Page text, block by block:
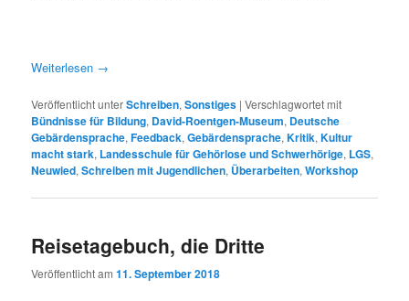
Weiterlesen →
Veröffentlicht unterSchreiben,Sonstiges |Verschlagwortet mit
Bündnisse für Bildung, David-Roentgen-Museum, Deutsche
Gebärdensprache,Feedback,Gebärdensprache,Kritik,Kultur
macht stark, Landesschule für Gehörlose und Schwerhörige, LGS,
Neuwied,Schreiben mit Jugendlichen, Überarbeiten,Workshop
Reisetagebuch, die Dritte
Veröffentlicht am11. September 2018